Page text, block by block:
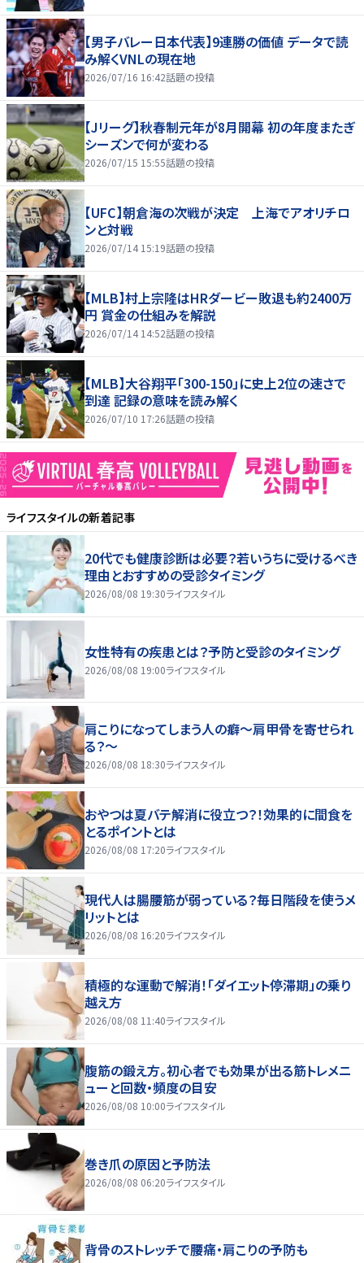
【男子バレー日本代表】9連勝の価値 データで読
み解くVNLの現在地
2026/07/16 16:42話題の投稿
【Jリーグ】秋春制元年が8月開幕 初の年度またぎ
シーズンで何が変わる
2026/07/15 15:55話題の投稿
【UFC】朝倉海の次戦が決定 上海でアオリチロ
ンと対戦
2026/07/14 15:19話題の投稿
【MLB】村上宗隆はHRダービー敗退も約2400万
円 賞金の仕組みを解説
2026/07/14 14:52話題の投稿
【MLB】大谷翔平「300-150」に史上2位の速さで
到達 記録の意味を読み解く
2026/07/10 17:26話題の投稿
ライフスタイルの新着記事
20代でも健康診断は必要？若いうちに受けるべき
理由とおすすめの受診タイミング
2026/08/08 19:30ライフスタイル
女性特有の疾患とは？予防と受診のタイミング
2026/08/08 19:00ライフスタイル
肩こりになってしまう人の癖～肩甲骨を寄せられ
る？～
2026/08/08 18:30ライフスタイル
おやつは夏バテ解消に役立つ？！効果的に間食を
とるポイントとは
2026/08/08 17:20ライフスタイル
現代人は腸腰筋が弱っている？毎日階段を使うメ
リットとは
2026/08/08 16:20ライフスタイル
積極的な運動で解消！「ダイエット停滞期」の乗り
越え方
2026/08/08 11:40ライフスタイル
腹筋の鍛え方。初心者でも効果が出る筋トレメニ
ューと回数・頻度の目安
2026/08/08 10:00ライフスタイル
巻き爪の原因と予防法
2026/08/08 06:20ライフスタイル
背骨のストレッチで腰痛・肩こりの予防も